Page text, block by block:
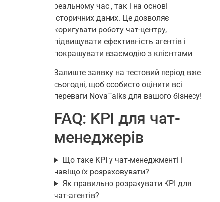
реальному часі, так і на основі
історичних даних. Це дозволяє
коригувати роботу чат-центру,
підвищувати ефективність агентів і
покращувати взаємодію з клієнтами.
Залиште заявку на тестовий період вже
сьогодні, щоб особисто оцінити всі
переваги NovaTalks для вашого бізнесу!
FAQ: KPI для чат-
менеджерів
Що таке KPI у чат-менеджменті і
навіщо їх розраховувати?
Як правильно розрахувати KPI для
чат-агентів?